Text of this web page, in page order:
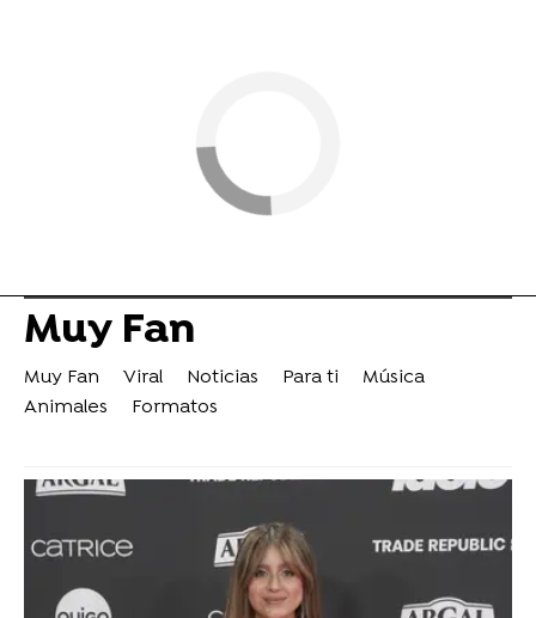
Muy Fan
Muy Fan Viral Noticias Para ti
Música
Animales
Formatos